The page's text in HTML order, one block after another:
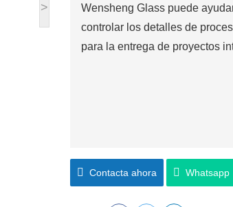
>
Wensheng Glass puede
controlar los detalles de
para la entrega de proyectos
Contacta ahora Whatsapp